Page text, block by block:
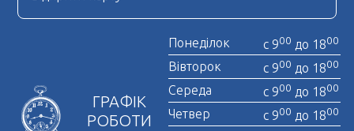
ГРАФІК
РОБОТИ
Понеділок с 900 до 1800
Вівторок с 900 до 1800
Середа с 900 до 1800
Четвер с 900 до 1800